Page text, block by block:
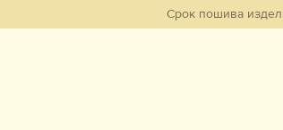
Срок пошива изделий "под